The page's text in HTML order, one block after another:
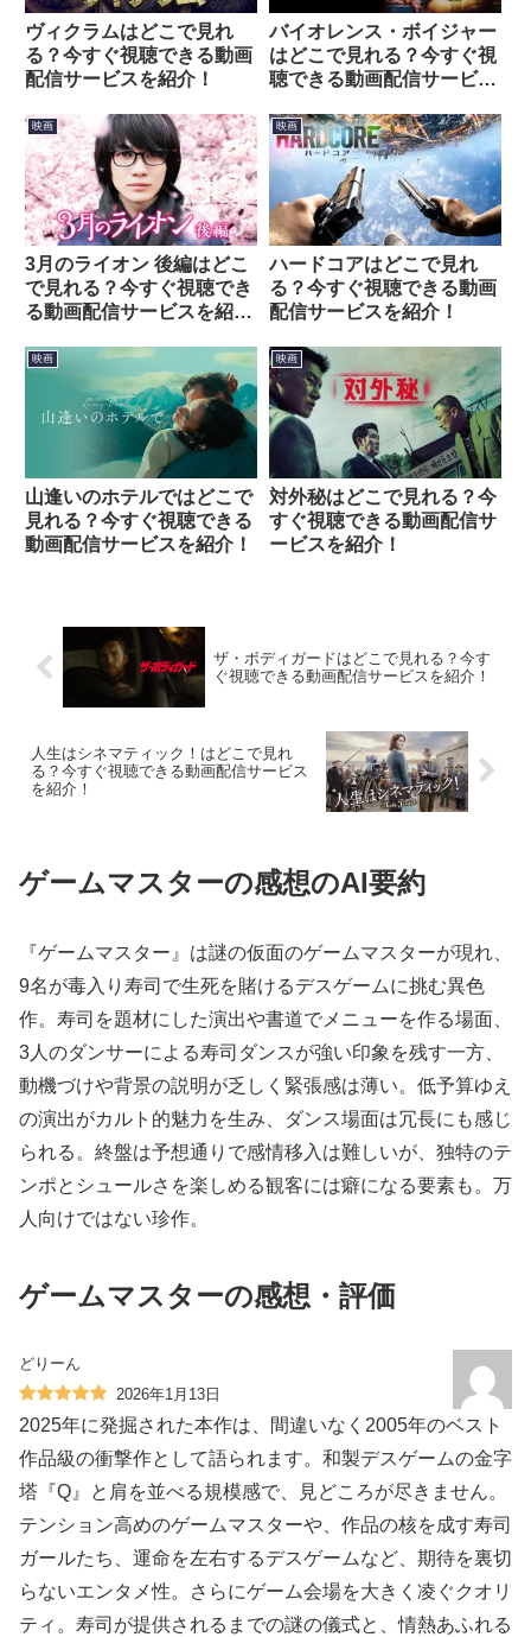
ヴィクラムはどこで見れ
る？今すぐ視聴できる動画
配信サービスを紹介！
バイオレンス・ボイジャー
はどこで見れる？今すぐ視
聴できる動画配信サービス
映画
3月のライオン 後編はどこ
で見れる？今すぐ視聴でき
る動画配信サービスを紹
映画
ハードコアはどこで見れ
る？今すぐ視聴できる動画
配信サービスを紹介！
映画
山逢いのホテルではどこで
見れる？今すぐ視聴できる
動画配信サービスを紹介！
映画
対外秘はどこで見れる？今
すぐ視聴できる動画配信サ
ービスを紹介！
ザ・ボディガードはどこで見れる？今す
ぐ視聴できる動画配信サービスを紹介！
人生はシネマティック！はどこで見れ
る？今すぐ視聴できる動画配信サービス
を紹介！
ゲームマスターの感想のAI要約
『ゲームマスター』は謎の仮面のゲームマスターが現れ、
9名が毒入り寿司で生死を賭けるデスゲームに挑む異色
作。寿司を題材にした演出や書道でメニューを作る場面、
3人のダンサーによる寿司ダンスが強い印象を残す一方、
動機づけや背景の説明が乏しく緊張感は薄い。低予算ゆえ
の演出がカルト的魅力を生み、ダンス場面は冗長にも感じ
られる。終盤は予想通りで感情移入は難しいが、独特のテ
ンポとシュールさを楽しめる観客には癖になる要素も。万
人向けではない珍作。
ゲームマスターの感想・評価
どりーん
2026年1月13日
2025年に発掘された本作は、間違いなく2005年のベスト
作品級の衝撃作として語られます。和製デスゲームの金字
塔『Q』と肩を並べる規模感で、見どころが尽きません。
テンション高めのゲームマスターや、作品の核を成す寿司
ガールたち、運命を左右するデスゲームなど、期待を裏切
らないエンタメ性。さらにゲーム会場を大きく凌ぐクオリ
ティ。寿司が提供されるまでの謎の儀式と、情熱あふれる